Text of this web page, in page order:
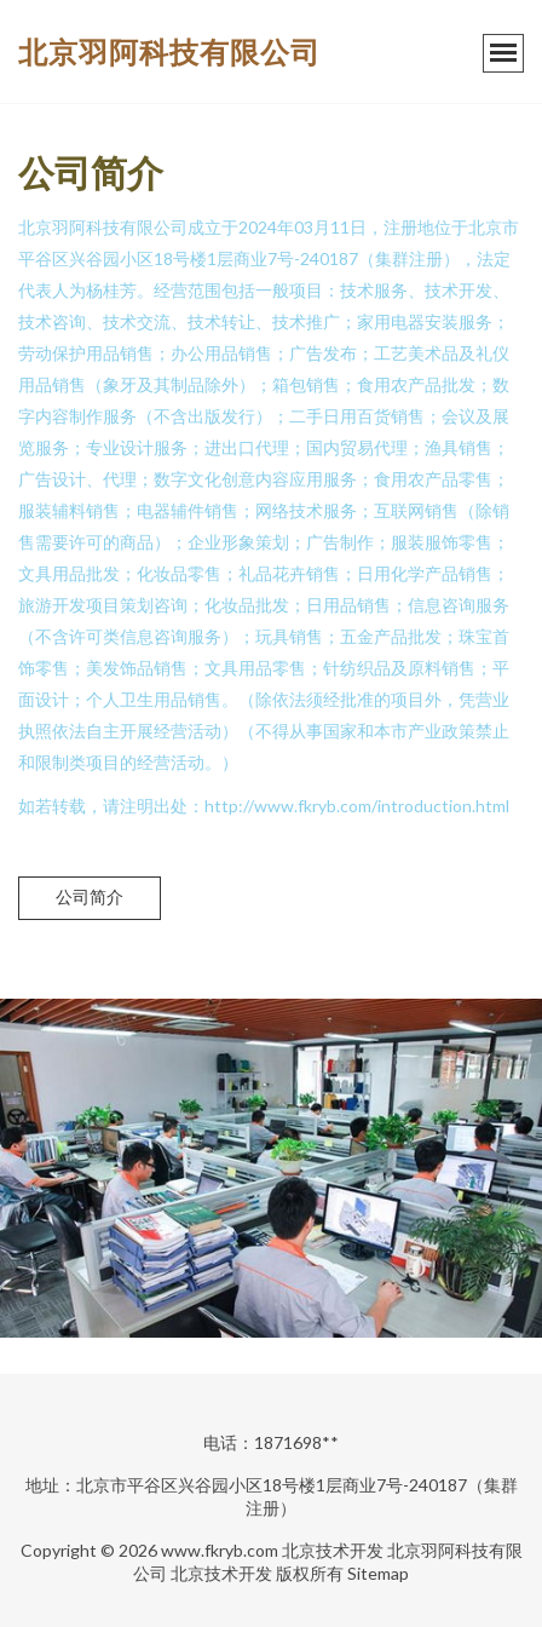
北京羽阿科技有限公司
公司简介
北京羽阿科技有限公司成立于2024年03月11日，注册地位于北京市
平谷区兴谷园小区18号楼1层商业7号-240187（集群注册），法定
代表人为杨桂芳。经营范围包括一般项目：技术服务、技术开发、
技术咨询、技术交流、技术转让、技术推广；家用电器安装服务；
劳动保护用品销售；办公用品销售；广告发布；工艺美术品及礼仪
用品销售（象牙及其制品除外）；箱包销售；食用农产品批发；数
字内容制作服务（不含出版发行）；二手日用百货销售；会议及展
览服务；专业设计服务；进出口代理；国内贸易代理；渔具销售；
广告设计、代理；数字文化创意内容应用服务；食用农产品零售；
服装辅料销售；电器辅件销售；网络技术服务；互联网销售（除销
售需要许可的商品）；企业形象策划；广告制作；服装服饰零售；
文具用品批发；化妆品零售；礼品花卉销售；日用化学产品销售；
旅游开发项目策划咨询；化妆品批发；日用品销售；信息咨询服务
（不含许可类信息咨询服务）；玩具销售；五金产品批发；珠宝首
饰零售；美发饰品销售；文具用品零售；针纺织品及原料销售；平
面设计；个人卫生用品销售。（除依法须经批准的项目外，凭营业
执照依法自主开展经营活动）（不得从事国家和本市产业政策禁止
和限制类项目的经营活动。）
如若转载，请注明出处：http://www.fkryb.com/introduction.html
公司简介
电话：1871698**
地址：北京市平谷区兴谷园小区18号楼1层商业7号-240187（集群
注册）
Copyright © 2026www.fkryb.com 北京技术开发 北京羽阿科技有限
公司 北京技术开发 版权所有Sitemap